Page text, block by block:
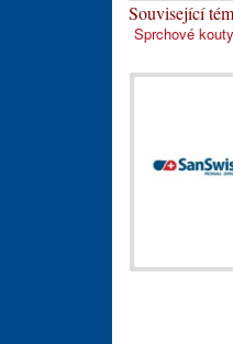
Související
Sprchové kouty